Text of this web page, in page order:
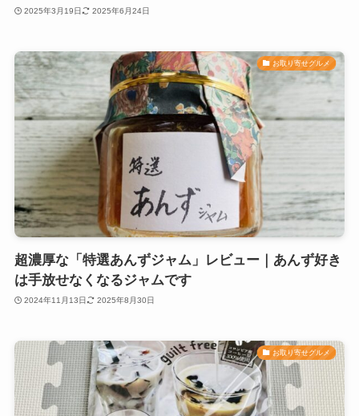
2025年3月19日 2025年6月24日
お取り寄せグルメ
超濃厚な「特選あんずジャム」レビュー｜あんず好き
は手放せなくなるジャムです
2024年11月13日 2025年8月30日
お取り寄せグルメ